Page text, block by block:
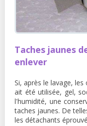
Taches jaunes
enlever
Si, après le lavage,
ait été utilisée, gel,
l'humidité, une
taches jaunes. De
les détachants